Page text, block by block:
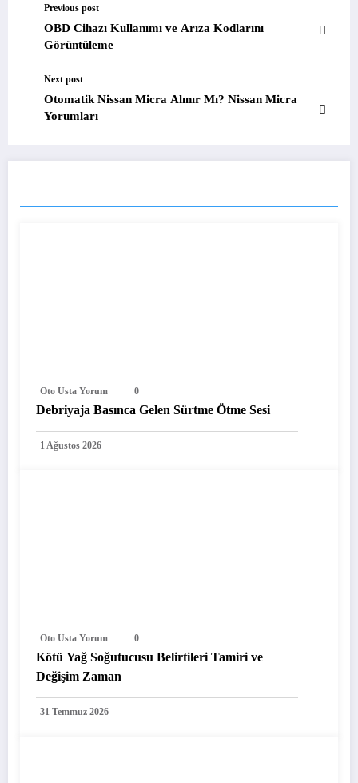
Previous post
OBD Cihazı Kullanımı ve Arıza Kodlarını
Görüntüleme
Next post
Otomatik Nissan Micra Alınır Mı? Nissan Micra
Yorumları
Oto Usta Yorum 0
Debriyaja Basınca Gelen Sürtme Ötme Sesi
1 Ağustos 2026
Oto Usta Yorum 0
Kötü Yağ Soğutucusu Belirtileri Tamiri ve
Değişim Zaman
31 Temmuz 2026